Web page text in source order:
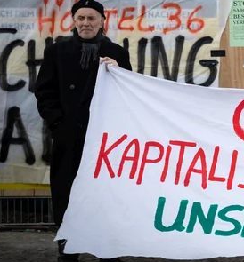
wahrheit
verlag
verlag
veranstaltungen
shop
fragen & hilfe
unterstützen